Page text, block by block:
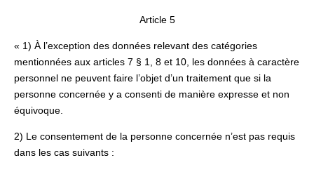
Article 5
« 1) À l’exception des données relevant des catégories
mentionnées aux articles 7 § 1, 8 et 10, les données à caractère
personnel ne peuvent faire l’objet d’un traitement que si la
personne concernée y a consenti de manière expresse et non
équivoque.
2) Le consentement de la personne concernée n’est pas requis
dans les cas suivants :